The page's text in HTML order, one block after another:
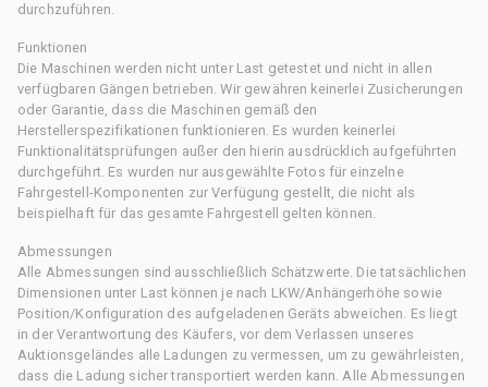
durchzuführen.
Funktionen
Die Maschinen werden nicht unter Last getestet und nicht in allen
verfügbaren Gängen betrieben. Wir gewähren keinerlei Zusicherungen
oder Garantie, dass die Maschinen gemäß den
Herstellerspezifikationen funktionieren. Es wurden keinerlei
Funktionalitätsprüfungen außer den hierin ausdrücklich aufgeführten
durchgeführt. Es wurden nur ausgewählte Fotos für einzelne
Fahrgestell-Komponenten zur Verfügung gestellt, die nicht als
beispielhaft für das gesamte Fahrgestell gelten können.
Abmessungen
Alle Abmessungen sind ausschließlich Schätzwerte. Die tatsächlichen
Dimensionen unter Last können je nach LKW/Anhängerhöhe sowie
Position/Konfiguration des aufgeladenen Geräts abweichen. Es liegt
in der Verantwortung des Käufers, vor dem Verlassen unseres
Auktionsgeländes alle Ladungen zu vermessen, um zu gewährleisten,
dass die Ladung sicher transportiert werden kann. Alle Abmessungen